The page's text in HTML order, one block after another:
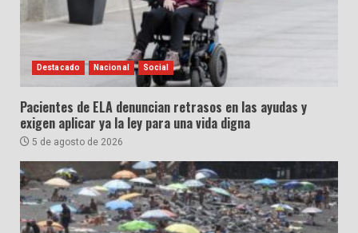
Destacado Nacional Social
Pacientes de ELA denuncian retrasos en las ayudas y
exigen aplicar ya la ley para una vida digna
5 de agosto de 2026